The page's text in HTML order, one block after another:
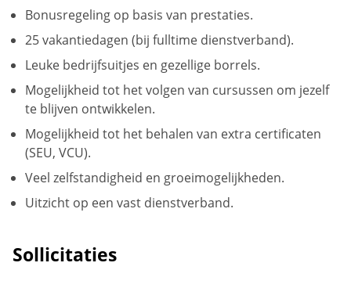
Bonusregeling op basis van prestaties.
25 vakantiedagen (bij fulltime dienstverband).
Leuke bedrijfsuitjes en gezellige borrels.
Mogelijkheid tot het volgen van cursussen om jezelf
te blijven ontwikkelen.
Mogelijkheid tot het behalen van extra certificaten
(SEU, VCU).
Veel zelfstandigheid en groeimogelijkheden.
Uitzicht op een vast dienstverband.
Sollicitaties